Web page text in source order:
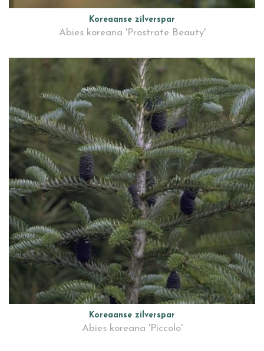
Koreaanse zilverspar
Abies koreana 'Prostrate Beauty'
Koreaanse zilverspar
Abies koreana 'Piccolo'